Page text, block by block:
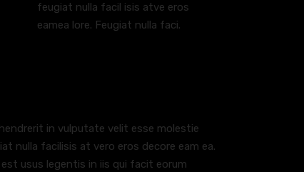
feugiat nulla facil isis atve eros
eamea lore. Feugiat nulla faci.
in vulputate velit esse molestie
nulla facilisis at vero eros decore eam ea.
usus legentis in iis qui facit eorum